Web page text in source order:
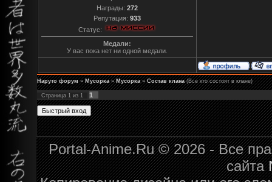
Награды: 272
Репутация: 933
Статус:
Медали:
У вас пока нет ни одной медали.
Наруто форум » Мусорка » Мусорка » Состав клана (Все кто состоят в клане)
Страница 1 из 1 1
Portal-Anime.Ru © 2026 - Все
сайта